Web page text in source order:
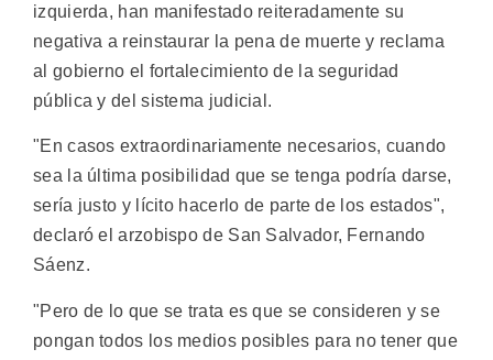
izquierda, han manifestado reiteradamente su
negativa a reinstaurar la pena de muerte y reclama
al gobierno el fortalecimiento de la seguridad
pública y del sistema judicial.
"En casos extraordinariamente necesarios, cuando
sea la última posibilidad que se tenga podría darse,
sería justo y lícito hacerlo de parte de los estados",
declaró el arzobispo de San Salvador, Fernando
Sáenz.
"Pero de lo que se trata es que se consideren y se
pongan todos los medios posibles para no tener que